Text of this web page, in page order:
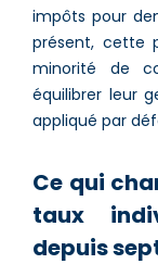
impôts pour
présent, cette
minorité de
équilibrer leur
appliqué par
Ce qui
taux
depuis